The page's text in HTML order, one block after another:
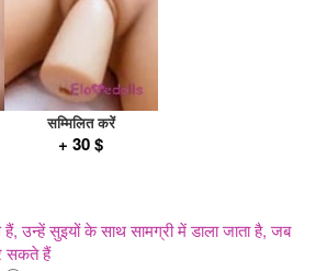
सम्मिलित करें
+ 30 $
हैं, उन्हें सुइयों के साथ सामग्री में डाला जाता है, जब
सकते हैं